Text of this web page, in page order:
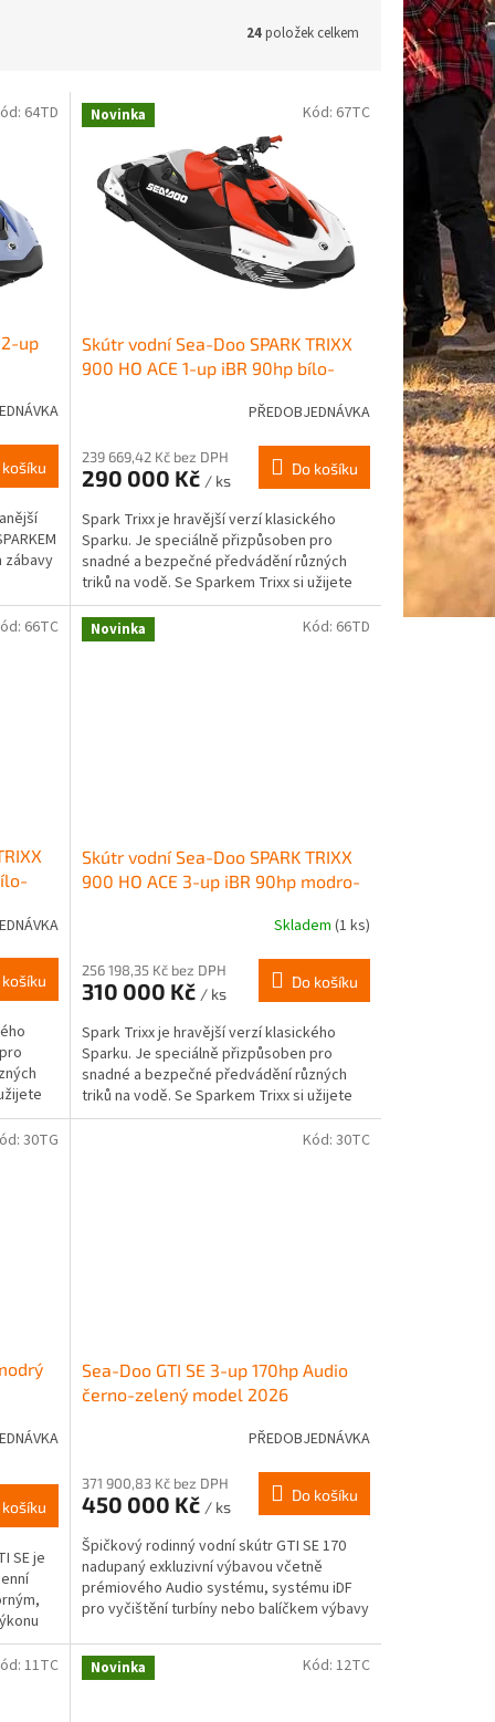
24položek celkem
2-up
zábavy
64TD Novinka
Skútr vodní Sea-Doo SPARK TRIXX
900 HO ACE 1-up iBR 90hp bílo-
PŘEDOBJEDNÁVKA
239 669,42 Kč bez DPH
290 000 Kč / ks
Do košíku
Spark Trixx je hravější verzí klasického
Sparku. Je speciálně přizpůsoben pro
snadné a bezpečné předvádění různých
triků na vodě. Se Sparkem Trixx si užijete
spoustu zábavy a...
Kód: 67TC
66TC Novinka
Skútr vodní Sea-Doo SPARK TRIXX
900 HO ACE 3-up iBR 90hp modro-
Skladem (1 ks)
256 198,35 Kč bez DPH
310 000 Kč / ks
Do košíku
Spark Trixx je hravější verzí klasického
Sparku. Je speciálně přizpůsoben pro
snadné a bezpečné předvádění různých
triků na vodě. Se Sparkem Trixx si užijete
spoustu zábavy a...
Kód: 66TD
SE je
30TG
Sea-Doo GTI SE 3-up 170hp Audio
černo-zelený model 2026
PŘEDOBJEDNÁVKA
371 900,83 Kč bez DPH
450 000 Kč / ks
Do košíku
Špičkový rodinný vodní skútr GTI SE 170
nadupaný exkluzivní výbavou včetně
prémiového Audio systému, systému iDF
pro vyčištění turbíny nebo balíčkem výbavy
Kód: 30TC
11TC Novinka Kód: 12TC